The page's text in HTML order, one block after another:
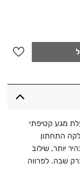
מגע קטיפתי
התחתון
יותר, שילוב
שבה. לפרווה